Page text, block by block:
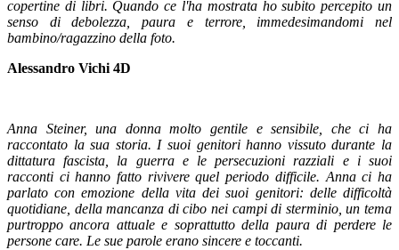
copertine di libri. Quando ce l'ha mostrata ho subito percepito un
senso di debolezza, paura e terrore, immedesimandomi nel
bambino/ragazzino della foto.
Alessandro Vichi 4D
Anna Steiner, una donna molto gentile e sensibile, che ci ha
raccontato la sua storia. I suoi genitori hanno vissuto durante la
dittatura fascista, la guerra e le persecuzioni razziali e i suoi
racconti ci hanno fatto rivivere quel periodo difficile. Anna ci ha
parlato con emozione della vita dei suoi genitori: delle difficoltà
quotidiane, della mancanza di cibo nei campi di sterminio, un tema
purtroppo ancora attuale e soprattutto della paura di perdere le
persone care. Le sue parole erano sincere e toccanti.